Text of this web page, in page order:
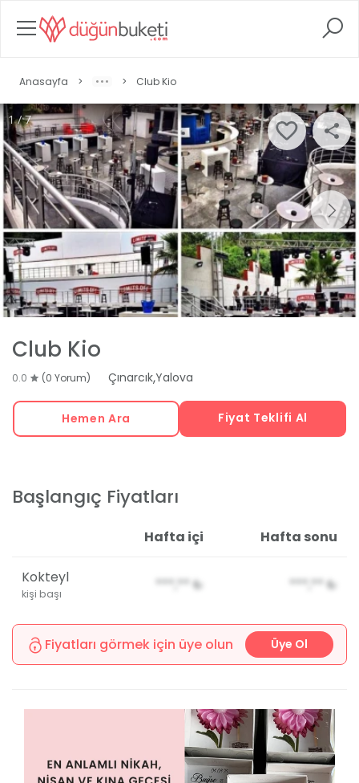
Anasayfa > > Club Kio
1 / 7
Club Kio
0.0 (0 Yorum) Çınarcık,Yalova
Hemen Ara Fiyat Teklifi Al
Başlangıç Fiyatları
Hafta içi Hafta sonu
Kokteyl
kişi başı
***,** ₺ ***,** ₺
Fiyatları görmek için üye olun Üye Ol